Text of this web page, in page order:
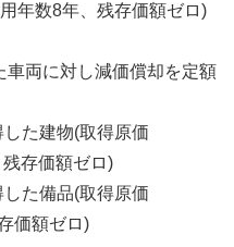
年数8年、残存価額ゼロ)
車両に対し減価償却を定額
た建物(取得原価
存価額ゼロ)
た備品(取得原価
価額ゼロ)